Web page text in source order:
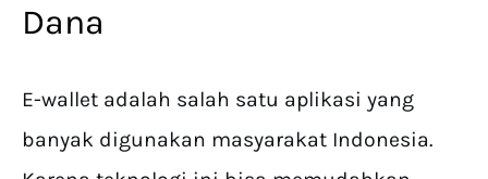
Dana
E-wallet adalah salah satu aplikasi yang
banyak digunakan masyarakat Indonesia.